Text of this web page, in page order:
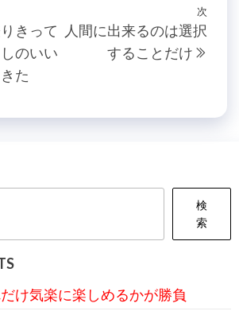
きって
のいい
た
次
次
人間に出来るのは選択
することだけ
検
索
け気楽に楽しめるかが勝負